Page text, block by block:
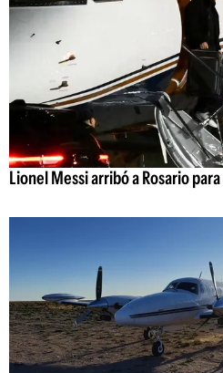
Lionel Messi arribó a Rosario